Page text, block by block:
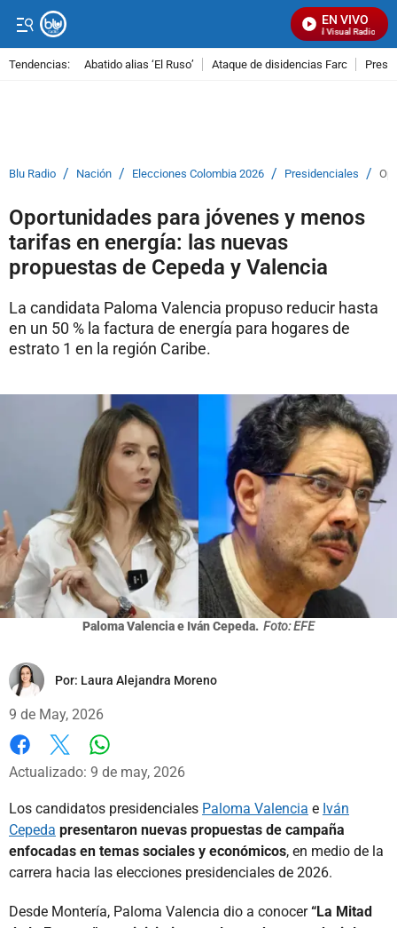
EN VIVO
Señal Visual Radio
Tendencias: Abatido alias ‘El Ruso’ Ataque de disidencias Farc
Blu Radio / Nación / Elecciones Colombia 2026 / Presidenciales /
Oportunidades para jóvenes y menos
tarifas en energía: las nuevas
propuestas de Cepeda y Valencia
La candidata Paloma Valencia propuso reducir hasta
en un 50 % la factura de energía para hogares de
estrato 1 en la región Caribe.
Paloma Valencia e Iván Cepeda. Foto: EFE
Por: Laura Alejandra Moreno
9 de May, 2026
Facebook
X
Actualizado: 9 de may, 2026
Los candidatos presidenciales Paloma Valencia e Iván
Cepeda presentaron nuevas propuestas de campaña
enfocadas en temas sociales y económicos, en medio de la
carrera hacia las elecciones presidenciales de 2026.
Desde Montería, Paloma Valencia dio a conocer“La Mitad